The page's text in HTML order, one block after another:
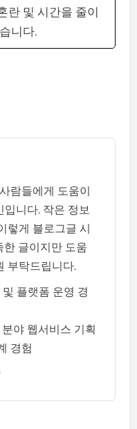
란 및 시간을 줄이
니다.
람들에게 도움이
입니다. 작은 정보
렇게 블로그글 시
한 글이지만 도움
부탁드립니다.
플랫폼 운영 경
야 웹서비스 기획
경험